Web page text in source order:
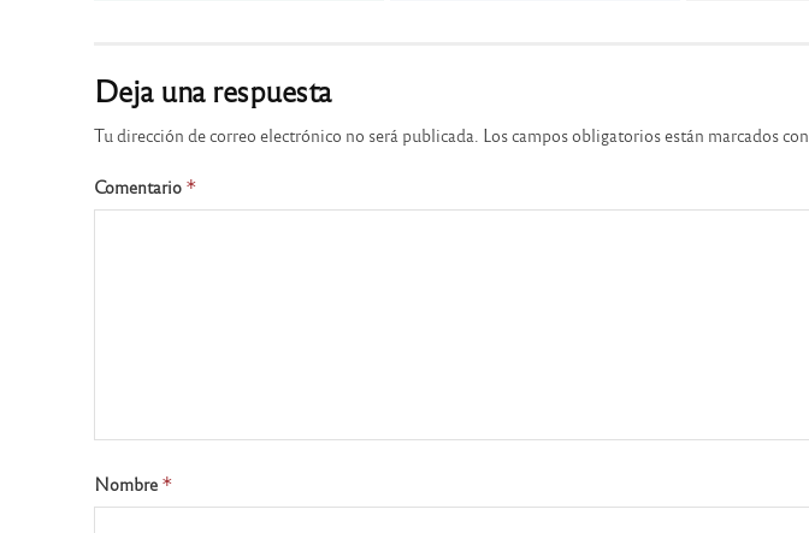
Deja una respuesta
Tu dirección de correo electrónico no será publicada. Los campos obligatorios están marcados con
Comentario *
Nombre *